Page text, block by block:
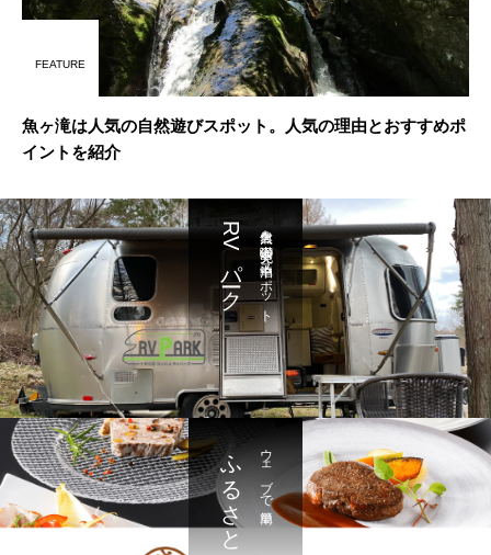
FEATURE
魚ヶ滝は人気の自然遊びスポット。人気の理由とおすすめポ
イントを紹介
大自然を満喫 充実の車中泊スポット
RVパーク
ウェブで簡単
ふるさと納税